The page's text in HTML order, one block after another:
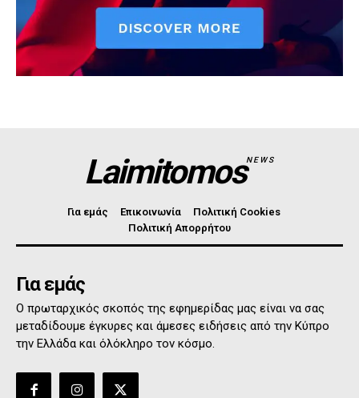
LaimitomosNEWS
Για εμάς Επικοινωνία
Πολιτική Cookies
Πολιτική Απορρήτου
Για εμάς
Ο πρωταρχικός σκοπός της εφημερίδας μας είναι να σας
μεταδίδουμε έγκυρες και άμεσες ειδήσεις από την Κύπρο
την Ελλάδα και όλόκληρο τον κόσμο.